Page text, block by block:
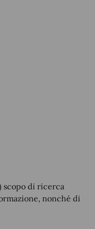
di ricerca
nonché di